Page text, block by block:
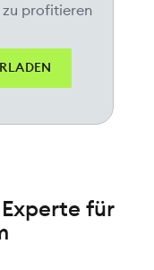
zu profitieren
für